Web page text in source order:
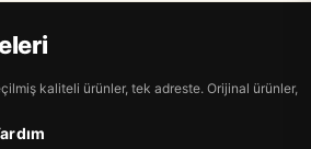
kaliteli ürünler, tek adreste. Orijinal ürünler,